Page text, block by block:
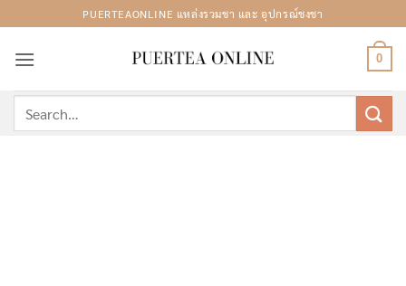
to
content
PUERTEAONLINE แหล่งรวมชา และ อุปกรณ์ชงชา
0
for: